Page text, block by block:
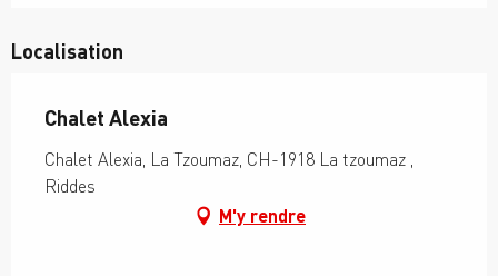
Localisation
Chalet Alexia
Chalet Alexia, La Tzoumaz, CH-1918 La tzoumaz ,
Riddes
M'y rendre